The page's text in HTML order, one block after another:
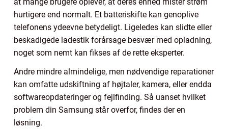
hurtigere end normalt. Et batteriskifte kan genoplive
telefonens ydeevne betydeligt. Ligeledes kan slidte eller
beskadigede ladestik forårsage besvær med opladning,
noget som nemt kan fikses af de rette eksperter.
Andre mindre almindelige, men nødvendige reparationer
kan omfatte udskiftning af højtaler, kamera, eller endda
softwareopdateringer og fejlfinding. Så uanset hvilket
problem din Samsung står overfor, findes der en
løsning.